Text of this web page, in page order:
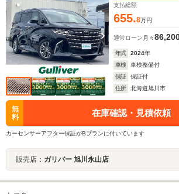
支払総額
655.8万円
通常ローン 月々
年式 2024年
車検
車検整備付
保証
保証付
住所
北海道旭川市
無
料
在庫確認・見積依頼
カーセンサーアフター保証がBプランに付いています
販売店： ガリバー 旭川永山店